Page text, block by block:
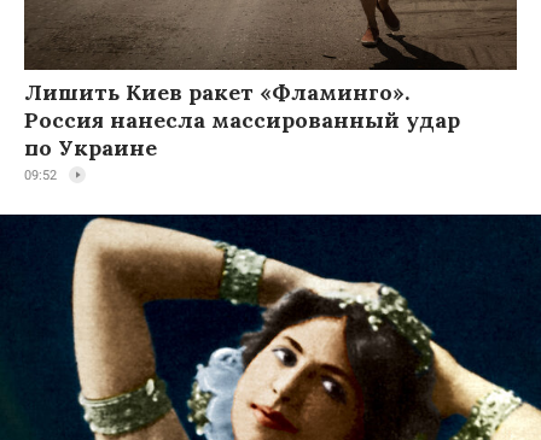
Лишить Киев ракет «Фламинго».
Россия нанесла массированный удар
по Украине
09:52